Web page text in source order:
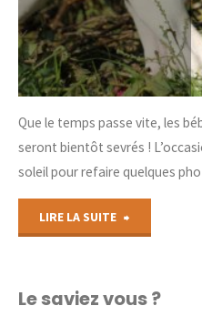
Que le temps passe vite, les
seront bientôt sevrés !
soleil pour refaire quelques
LIRE LA SUITE
de
Le saviez vous ?